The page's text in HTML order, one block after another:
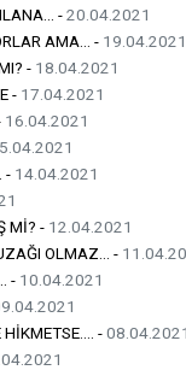
-20.04.2021
AMA... - 19.04.2021
- 18.04.2021
- 17.04.2021
16.04.2021
- 14.04.2021
Mİ? - 12.04.2021
OLMAZ... -
- 10.04.2021
-08.04.2021